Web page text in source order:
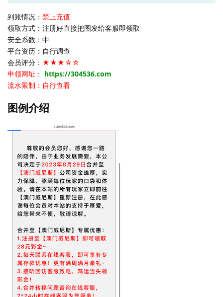
到账情况： 禁止充值
领取方式：注册好直接把图发给客服即领取
安全系数：中
平台资历：自行调查
会员评分： ★★★☆☆
申领网址： https://304536.com
流水限制：自行查看
图例介绍